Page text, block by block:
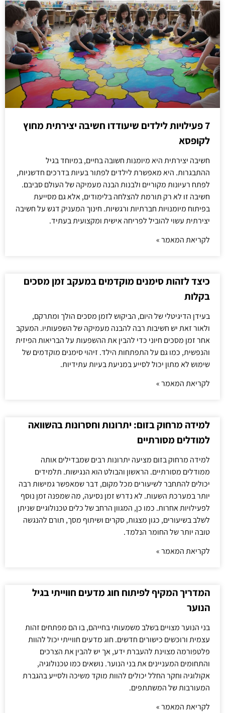
7 פעילויות לילדים שיעודדו חשיבה יצירתית מחוץ
לקופסא
חשיבה יצירתית היא מיומנות חשובה בחיים, במיוחד בגיל
ההתבגרות. היא מאפשרת לילדים לפתור בעיות בדרכים חדשניות,
לפתח רעיונות מקוריים ולבנות הבנה מעמיקה של העולם סביבם.
חשיבה זו לא רק תורמת להצלחה בלימודים, אלא גם מסייעת
בפיתוח מיומנויות חברתיות ורגשיות. חינוך המעניק דגש על חשיבה
יצירתית עשוי להוביל לפריחה אישית ומקצועית בעתיד.
לקריאת המאמר »
כיצד לזהות סימנים מוקדמים במעקב זמן מסכים
בקלות
בעידן הדיגיטלי של היום, הביקוש לזמן מסכים הולך ומתרקם,
ולאור זאת יש חשיבות רבה להבנה מעמיקה של השפעותיו. המעקב
אחר זמן מסכים חיוני כדי להבין את ההשפעות על הבריאות הפיזית
והנפשית, כמו גם על התפתחות הילד. זיהוי סימנים מוקדמים של
שימוש לא מתון יכול לסייע במניעת בעיות עתידיות.
לקריאת המאמר »
למידה מרחוק בזום: יתרונות וחסרונות בהשוואה
למודלים מסורתיים
למידה מרחוק בזום מציעה יתרונות רבים שמבדילים אותה
ממודלים מסורתיים. הראשון והבולט הוא הנגישות. תלמידים
יכולים להתחבר לשיעורים מכל מקום, דבר שמאפשר גמישות רבה
יותר במערכת השעות. לא נדרש זמן נסיעה, מה שמפנה זמן נוסף
לפעילויות אחרות. כמו כן, המגוון הרחב של כלים טכנולוגיים שניתן
לשלב בשיעורים, כגון מצגות, סקרים ושיתוף מסך, תורם להנגשה
טובה יותר של החומר הנלמד.
לקריאת המאמר »
המדריך המקיף לפיתוח חוג מדעים חווייתי בגיל
הנוער
בני הנוער מצויים בשלב משמעותי בחייהם, בו הם מפתחים זהות
עצמית ורוכשים כישורים חדשים. חוג מדעים חווייתי יכול להוות
פלטפורמה מצוינת להעברת ידע, אך יש להבין את הצרכים
והתחומים המעניינים את בני הנוער. נושאים כמו טכנולוגיה,
אקולוגיה וחקר החלל יכולים להוות מוקד משיכה ולסייע בהגברת
המעורבות של המשתתפים.
לקריאת המאמר »